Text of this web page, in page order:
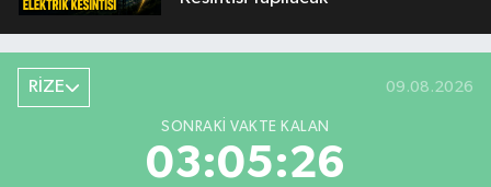
RİZE 09.08.2026
SONRAKI VAKTE KALAN
03:05:25